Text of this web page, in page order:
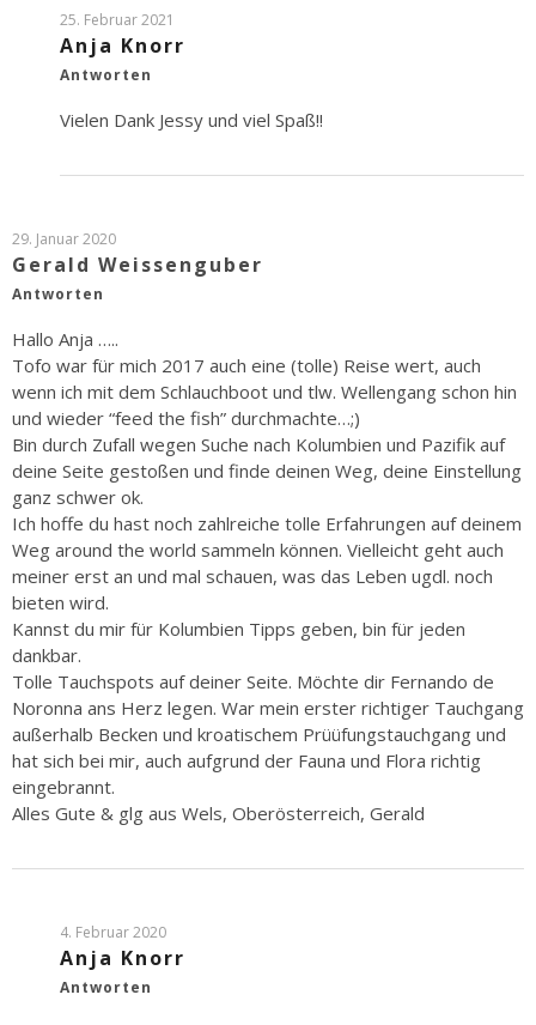
25. Februar 2021
Anja Knorr
Antworten
Vielen Dank Jessy und viel Spaß!!
29. Januar 2020
Gerald Weissenguber
Antworten
Hallo Anja …..
Tofo war für mich 2017 auch eine (tolle) Reise wert, auch
wenn ich mit dem Schlauchboot und tlw. Wellengang schon hin
und wieder “feed the fish” durchmachte…;)
Bin durch Zufall wegen Suche nach Kolumbien und Pazifik auf
deine Seite gestoßen und finde deinen Weg, deine Einstellung
ganz schwer ok.
Ich hoffe du hast noch zahlreiche tolle Erfahrungen auf deinem
Weg around the world sammeln können. Vielleicht geht auch
meiner erst an und mal schauen, was das Leben ugdl. noch
bieten wird.
Kannst du mir für Kolumbien Tipps geben, bin für jeden
dankbar.
Tolle Tauchspots auf deiner Seite. Möchte dir Fernando de
Noronna ans Herz legen. War mein erster richtiger Tauchgang
außerhalb Becken und kroatischem Prüüfungstauchgang und
hat sich bei mir, auch aufgrund der Fauna und Flora richtig
eingebrannt.
Alles Gute & glg aus Wels, Oberösterreich, Gerald
4. Februar 2020
Anja Knorr
Antworten